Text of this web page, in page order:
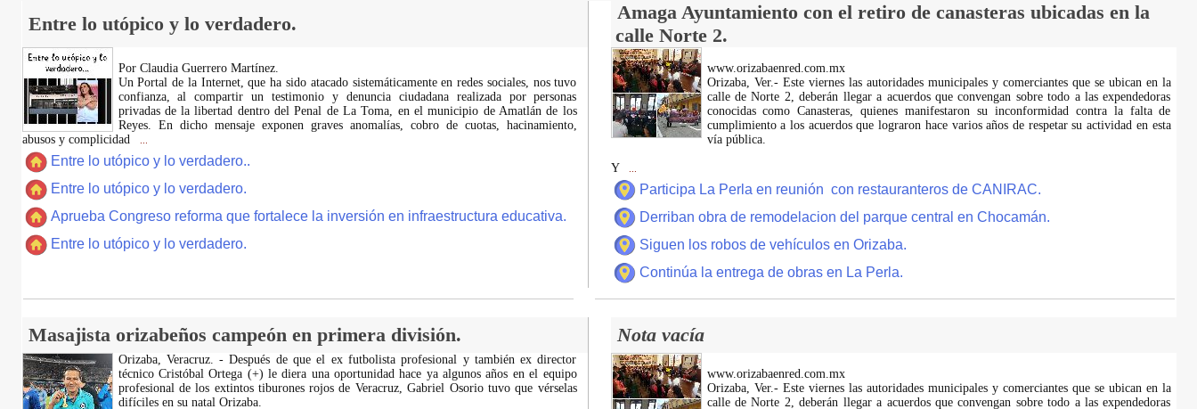
Entre lo utópico y lo verdadero.
Amaga Ayuntamiento con el retiro de canasteras ubicadas en la
calle Norte 2.
Por Claudia Guerrero Martínez.
​Un Portal de la Internet, que ha sido atacado sistemáticamente en redes sociales, nos tuvo
confianza, al compartir un testimonio y denuncia ciudadana realizada por personas
privadas de la libertad dentro del Penal de La Toma, en el municipio de Amatlán de los
Reyes. En dicho mensaje exponen graves anomalías, cobro de cuotas, hacinamiento,
abusos y complicidad
Entre lo utópico y lo verdadero..
Entre lo utópico y lo verdadero.
Aprueba Congreso reforma que fortalece la inversión en infraestructura educativa.
Entre lo utópico y lo verdadero.
www.orizabaenred.com.mx
Orizaba, Ver.- Este viernes las autoridades municipales y comerciantes que se ubican en la
calle de Norte 2, deberán llegar a acuerdos que convengan sobre todo a las expendedoras
conocidas como Canasteras, quienes manifestaron su inconformidad contra la falta de
cumplimiento a los acuerdos que lograron hace varios años de respetar su actividad en esta
vía pública.
Y
Participa La Perla en reunión con restauranteros de CANIRAC.
Derriban obra de remodelacion del parque central en Chocamán.
Siguen los robos de vehículos en Orizaba.
Continúa la entrega de obras en La Perla.
Masajista orizabeños campeón en primera división. Nota vacía
Orizaba, Veracruz. - Después de que el ex futbolista profesional y también ex director
técnico Cristóbal Ortega (+) le diera una oportunidad hace ya algunos años en el equipo
profesional de los extintos tiburones rojos de Veracruz, Gabriel Osorio tuvo que vérselas
difíciles en su natal Orizaba.
www.orizabaenred.com.mx
Orizaba, Ver.- Este viernes las autoridades municipales y comerciantes que se ubican en la
calle de Norte 2, deberán llegar a acuerdos que convengan sobre todo a las expendedoras